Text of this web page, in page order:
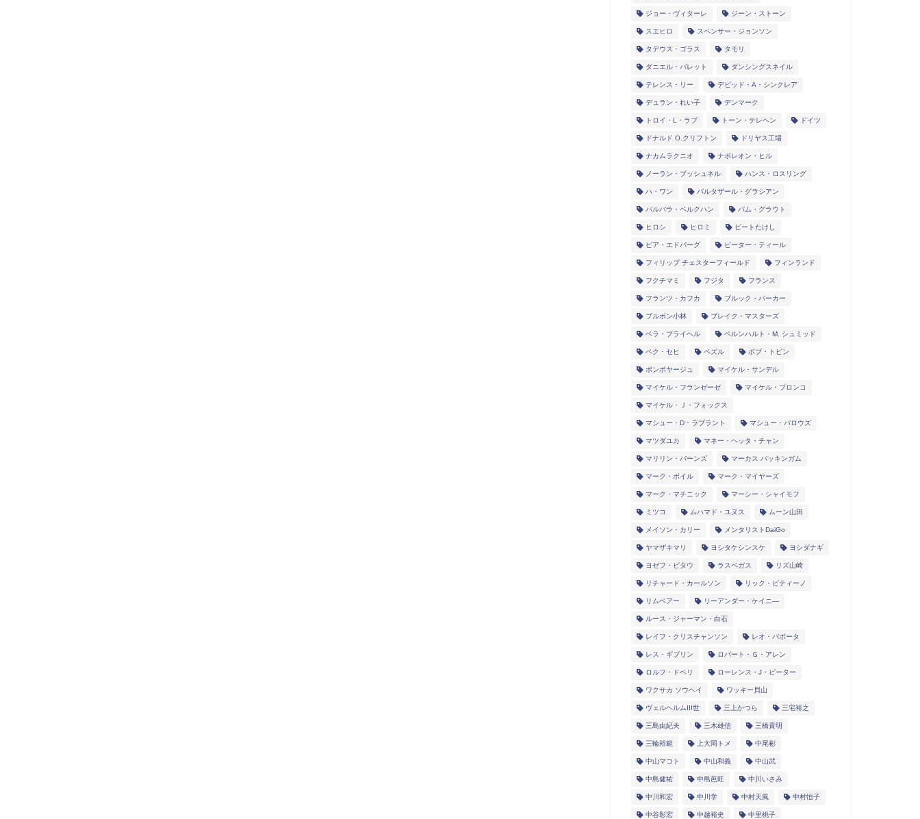
ジョー・ヴィターレ ジーン・ストーン
スエヒロ スペンサー・ジョンソン
タデウス・ゴラス タモリ
ダニエル・バレット ダンシングスネイル
テレンス・リー デビッド・A・シンクレア
デュラン・れい子 デンマーク
トロイ・L・ラブ トーン・テレヘン ドイツ
ドナルド O.クリフトン ドリヤス工場
ナカムラクニオ ナポレオン・ヒル
ノーラン・ブッシュネル ハンス・ロスリング
ハ・ワン バルタザール・グラシアン
バルバラ・ベルクハン パム・グラウト
ヒロシ ヒロミ ビートたけし
ピア・エドバーグ ピーター・ティール
フィリップ チェスターフィールド フィンランド
フクチマミ フジタ フランス
フランツ・カフカ ブルック・バーカー
ブルボン小林 ブレイク・マスターズ
ベラ・ブライヘル ベルンハルト・M. シュミッド
ペク・セヒ ペズル ボブ・トビン
ボンボヤージュ マイケル・サンデル
マイケル・フランゼーゼ マイケル・プロンコ
マイケル・Ｊ・フォックス
マシュー・D・ラプラント マシュー・バロウズ
マツダユカ マネー・ヘッタ・チャン
マリリン・バーンズ マーカス バッキンガム
マーク・ボイル マーク・マイヤーズ
マーク・マチニック マーシー・シャイモフ
ミツコ ムハマド・ユヌス ムーン山田
メイソン・カリー メンタリストDaiGo
ヤマザキマリ ヨシタケシンスケ ヨシダナギ
ヨゼフ・ピタウ ラスベガス リズ山崎
リチャード・カールソン リック・ピティーノ
リムベアー リーアンダー・ケイニ―
ルース・ジャーマン・白石
レイフ・クリスチャンソン レオ・バボータ
レス・ギブリン ロバート・Ｇ・アレン
ロルフ・ドベリ ローレンス・J・ピーター
ワクサカ ソウヘイ ワッキー貝山
ヴェルヘルムIII世 三上かつら 三宅裕之
三島由紀夫 三木雄信 三橋貴明
三輪裕範 上大岡トメ 中尾彬
中山マコト 中山和義 中山武
中島健祐 中島芭旺 中川いさみ
中川和宏 中川学 中村天風 中村恒子
中谷彰宏 中越裕史 中里桃子